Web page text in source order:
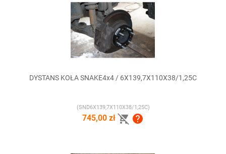
DYSTANS KOŁA SNAKE4x4 / 6X139,7X110X38/1,25C
(SND6X139,7X110X38/1,25C)
745,00 zł  